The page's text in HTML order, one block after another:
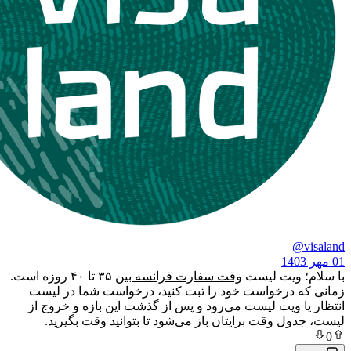
لیستوقت سفارت فرانسه
بین ۳۵ تا ۴۰ روزه است.
خود را ثبت کنید، درخواست شما در لیست
ویت لیست می‌رود و پس از گذشت این بازه و خروج از
وقت برایتان باز می‌شود تا بتوانید وقت بگیرید.